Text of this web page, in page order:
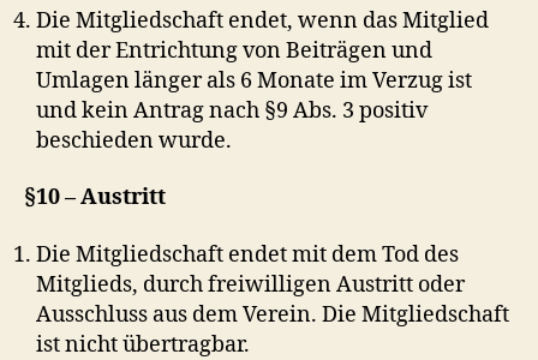
Die Mitgliedschaft endet, wenn das Mitglied
mit der Entrichtung von Beiträgen und
Umlagen länger als 6 Monate im Verzug ist
und kein Antrag nach §9 Abs. 3 positiv
beschieden wurde.
§10 – Austritt
Die Mitgliedschaft endet mit dem Tod des
Mitglieds, durch freiwilligen Austritt oder
Ausschluss aus dem Verein. Die Mitgliedschaft
ist nicht übertragbar.